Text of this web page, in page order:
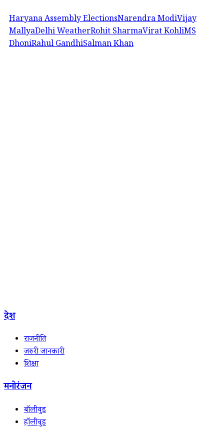
Haryana Assembly ElectionsNarendra ModiVijay
MallyaDelhi WeatherRohit SharmaVirat KohliMS
DhoniRahul GandhiSalman Khan
देश
राजनीति
जरुरी जानकारी
शिक्षा
मनोरंजन
बॉलीवुड
हॉलीवुड